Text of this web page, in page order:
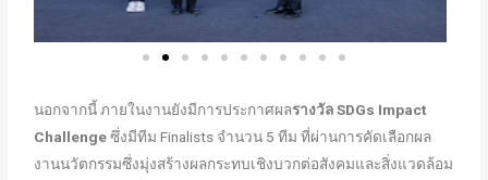
นอกจากนี้ ภายในงานยังมีการประกาศผลรางวัลSDGs Impact
Challengeซึ่งมีทีม Finalists จำนวน 5 ทีม ที่ผ่านการคัดเลือกผล
งานนวัตกรรมซึ่งมุ่งสร้างผลกระทบเชิงบวกต่อสังคมและสิ่งแวดล้อม